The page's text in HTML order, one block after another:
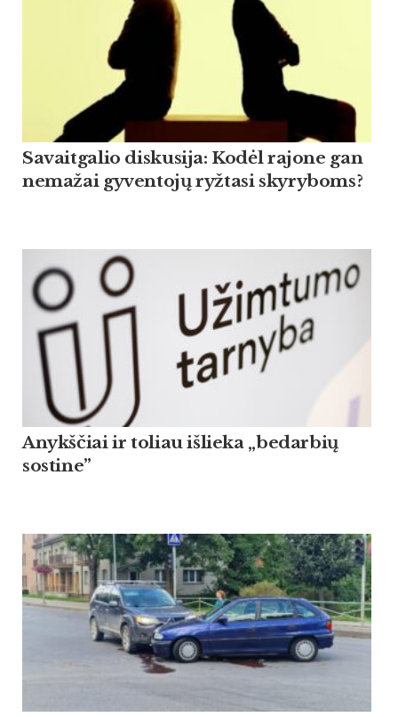
Savaitgalio diskusija: Kodėl rajone gan
nemažai gyventojų ryžtasi skyryboms?
Anykščiai ir toliau išlieka „bedarbių
sostine”